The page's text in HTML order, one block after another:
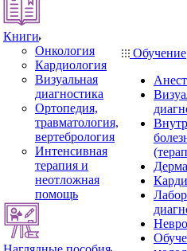
Книги
Онкология
Кардиология
Визуальная
диагностика
Ортопедия,
травматология,
вертебрология
Интенсивная
терапия и
неотложная
помощь
Обучение